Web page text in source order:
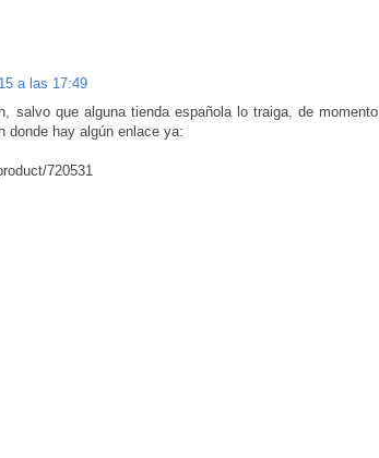
a las 17:49
salvo que alguna tienda española lo traiga, de momento
donde hay algún enlace ya:
720531